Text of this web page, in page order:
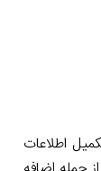
اطلاعات